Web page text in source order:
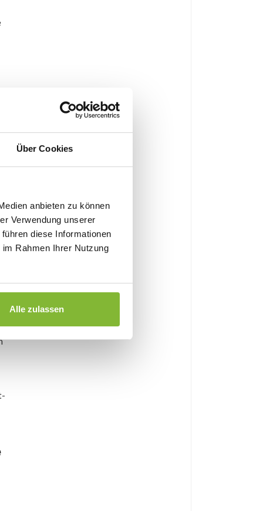
Über Cookies
anbieten zu können
Verwendung unserer
diese Informationen
Rahmen Ihrer Nutzung
Alle zulassen